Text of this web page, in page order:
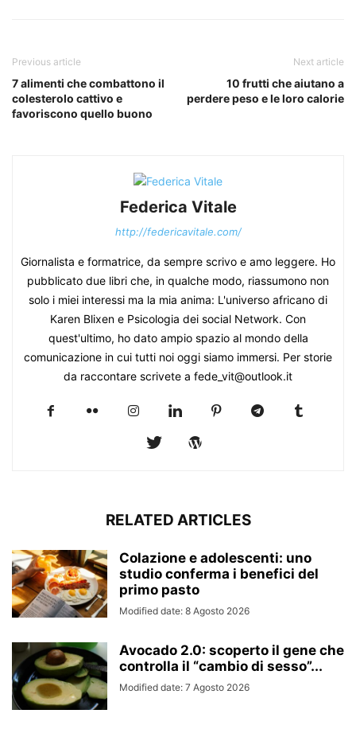
Previous article
7 alimenti che combattono il
colesterolo cattivo e
favoriscono quello buono
Next article
10 frutti che aiutano a
perdere peso e le loro calorie
Federica Vitale
http://federicavitale.com/
Giornalista e formatrice, da sempre scrivo e amo leggere. Ho
pubblicato due libri che, in qualche modo, riassumono non
solo i miei interessi ma la mia anima: L'universo africano di
Karen Blixen e Psicologia dei social Network. Con
quest'ultimo, ho dato ampio spazio al mondo della
comunicazione in cui tutti noi oggi siamo immersi. Per storie
da raccontare scrivete a fede_vit@outlook.it
RELATED ARTICLES
Colazione e adolescenti: uno
studio conferma i benefici del
primo pasto
Modified date: 8 Agosto 2026
Avocado 2.0: scoperto il gene che
controlla il “cambio di sesso”...
Modified date: 7 Agosto 2026